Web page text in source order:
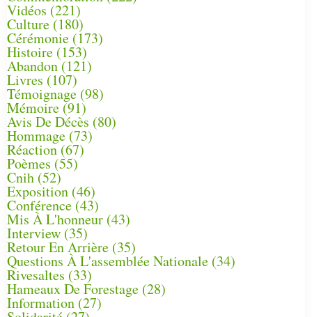
Vidéos (221)
Culture(180)
Cérémonie (173)
Histoire (153)
Abandon(121)
Livres (107)
Témoignage (98)
Mémoire (91)
Avis De Décès (80)
Hommage (73)
Réaction(67)
Poèmes (55)
Cnih (52)
Exposition (46)
Conférence(43)
Mis À L'honneur (43)
Interview (35)
Retour En Arrière (35)
Questions À L'assemblée Nationale (34)
Rivesaltes (33)
Hameaux De Forestage (28)
Information (27)